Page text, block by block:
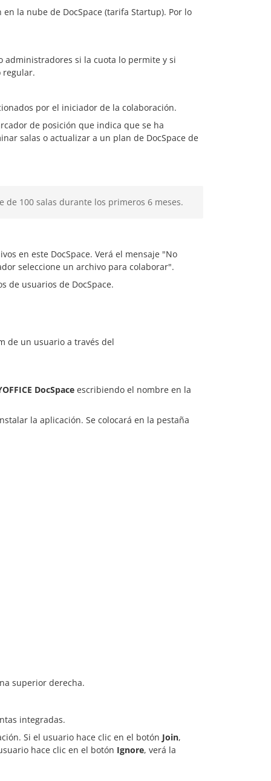
la nube de DocSpace (tarifa Startup). Por lo
administradores si la cuota lo permite y si
regular.
por el iniciador de la colaboración.
de posición que indica que se ha
salas o actualizar a un plan de DocSpace de
de 100 salas durante los primeros 6 meses.
en este DocSpace. Verá el mensaje "No
seleccione un archivo para colaborar".
de usuarios de DocSpace.
de un usuario a través del
DocSpace escribiendo el nombre en la
la aplicación. Se colocará en la pestaña
superior derecha.
integradas.
Si el usuario hace clic en el botón Join,
hace clic en el botón Ignore, verá la